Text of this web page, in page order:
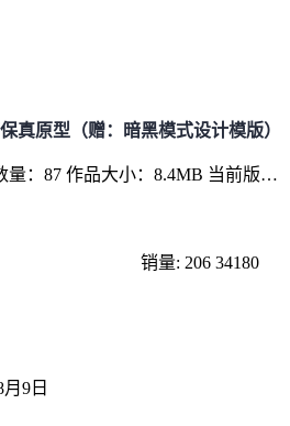
真原型（赠：暗黑模式设计模版）
量：87 作品大小：8.4MB 当前版…
销量: 206 34180
9日